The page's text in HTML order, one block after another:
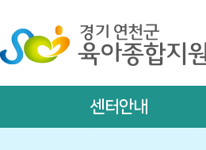
센터안내